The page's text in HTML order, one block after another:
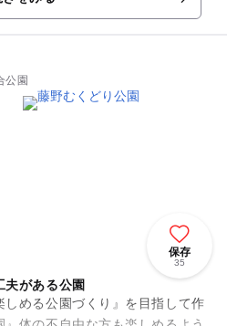
公園
保存
35
夫がある公園
しめる公園づくり』を目指して作